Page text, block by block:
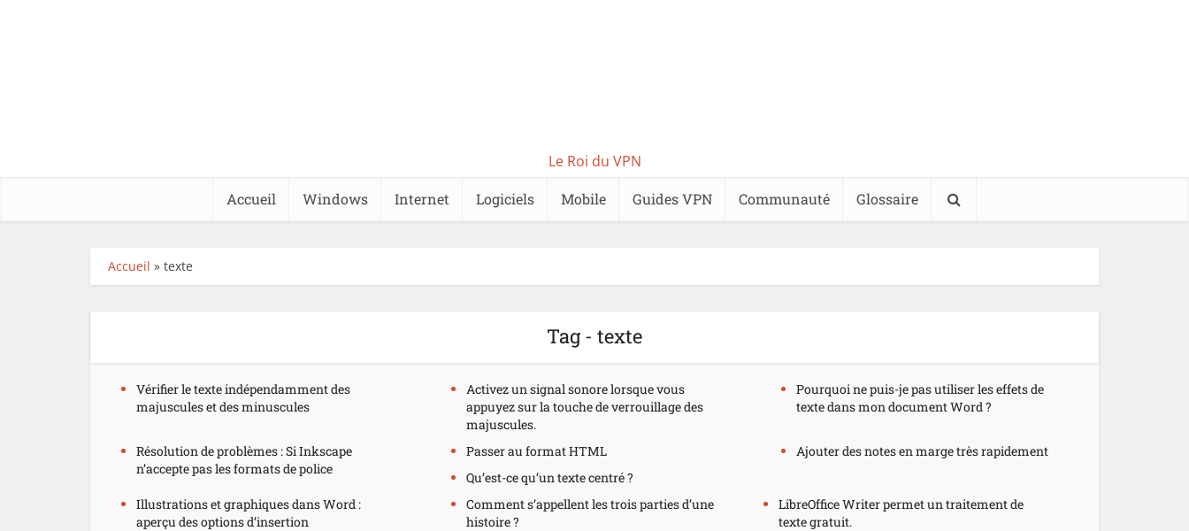
Le Roi du VPN
Accueil Windows Internet Logiciels Mobile Guides VPN Communauté Glossaire
Accueil » texte
Tag - texte
Vérifier le texte indépendamment des
majuscules et des minuscules
Activez un signal sonore lorsque vous
appuyez sur la touche de verrouillage des
majuscules.
Pourquoi ne puis-je pas utiliser les effets de
texte dans mon document Word ?
Résolution de problèmes : Si Inkscape
n’accepte pas les formats de police
Passer au format HTML
Ajouter des notes en marge très rapidement
Qu’est-ce qu’un texte centré ?
Illustrations et graphiques dans Word :
aperçu des options d’insertion
Comment s’appellent les trois parties d’une
histoire ?
LibreOffice Writer permet un traitement de
texte gratuit.